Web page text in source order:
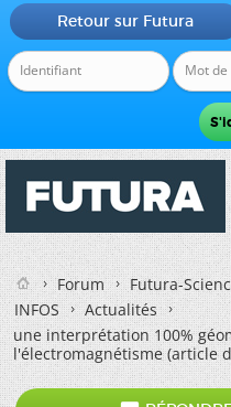
Retour sur Futura
Forum
Futura-
INFOS
Actualités
une interprétation 100%
l'électromagnétisme (article